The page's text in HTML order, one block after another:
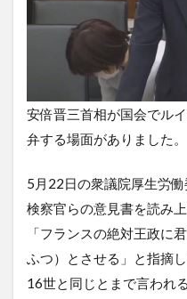
安倍晋三首相が国会でル
弁する場面がありました。
5月22日の衆議院厚生労
検察官らの意見書を読み
「フランスの絶対王政に
ふつ）とさせる」と指摘
16世と同じとまで言われ